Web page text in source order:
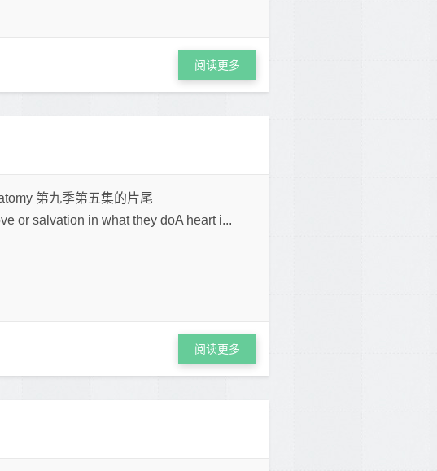
阅读更多
第九季第五集的片尾
or salvation in what they doA heart i...
阅读更多